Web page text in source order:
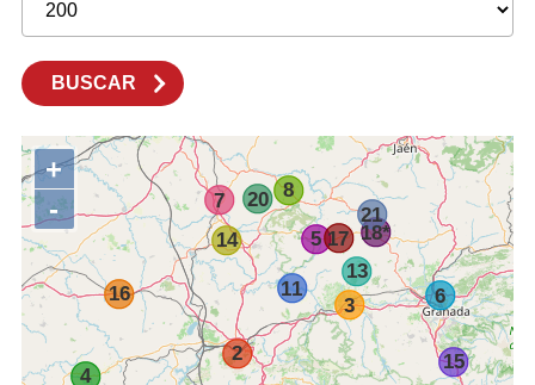
Distribuidores
Empresa
News & Eventos
Búsqueda BÚSQUEDA
BUSCAR
+
-